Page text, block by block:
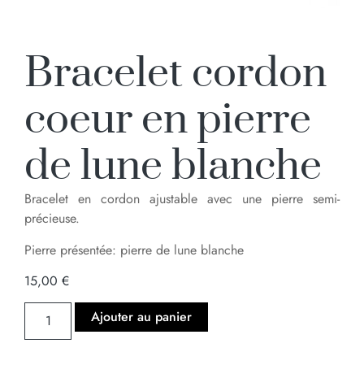
Bracelet cordon
coeur en pierre
de lune blanche
Bracelet en cordon ajustable avec une pierre semi-
précieuse.
Pierre présentée: pierre de lune blanche
15,00 €
Ajouter au panier